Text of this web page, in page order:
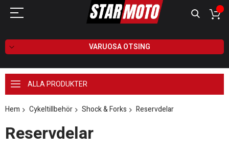
VARUOSA OTSING
ALLA PRODUKTER
Hem Cykeltillbehör Shock & Forks Reservdelar
Reservdelar